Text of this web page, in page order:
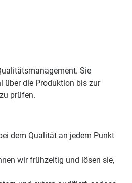
Sie
über die Produktion bis zur
prüfen.
dem Qualität an jedem Punkt
wir frühzeitig und lösen sie,